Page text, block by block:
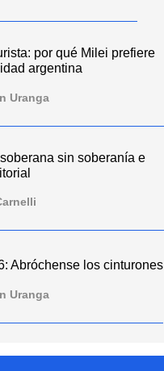
por qué Milei prefiere
argentina
Uranga
sin soberanía e
Abróchense los cinturones
Uranga